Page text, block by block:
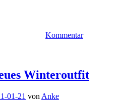
Kommentar
Winteroutfit
01-21 von Anke